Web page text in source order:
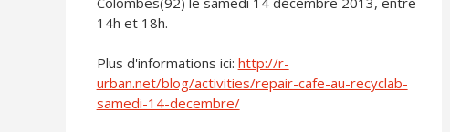
14h et 18h.
Plus d'informations ici: http://r-
urban.net/blog/activities/repair-cafe-au-recyclab-
samedi-14-decembre/